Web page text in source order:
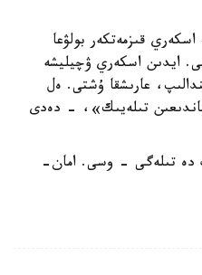
قىزمەتكەر بولۋعا
ايدىن اسكەري ۋچيليشە
عارىشقا ۇشتى. ەل
تىلەيىك»، - دەدى
دە تىلەگى - وسى. امان-